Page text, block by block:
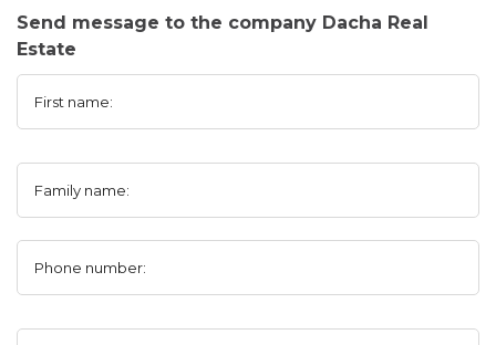
Send message to the company Dacha Real
Estate
First name:
Family name:
Phone number: